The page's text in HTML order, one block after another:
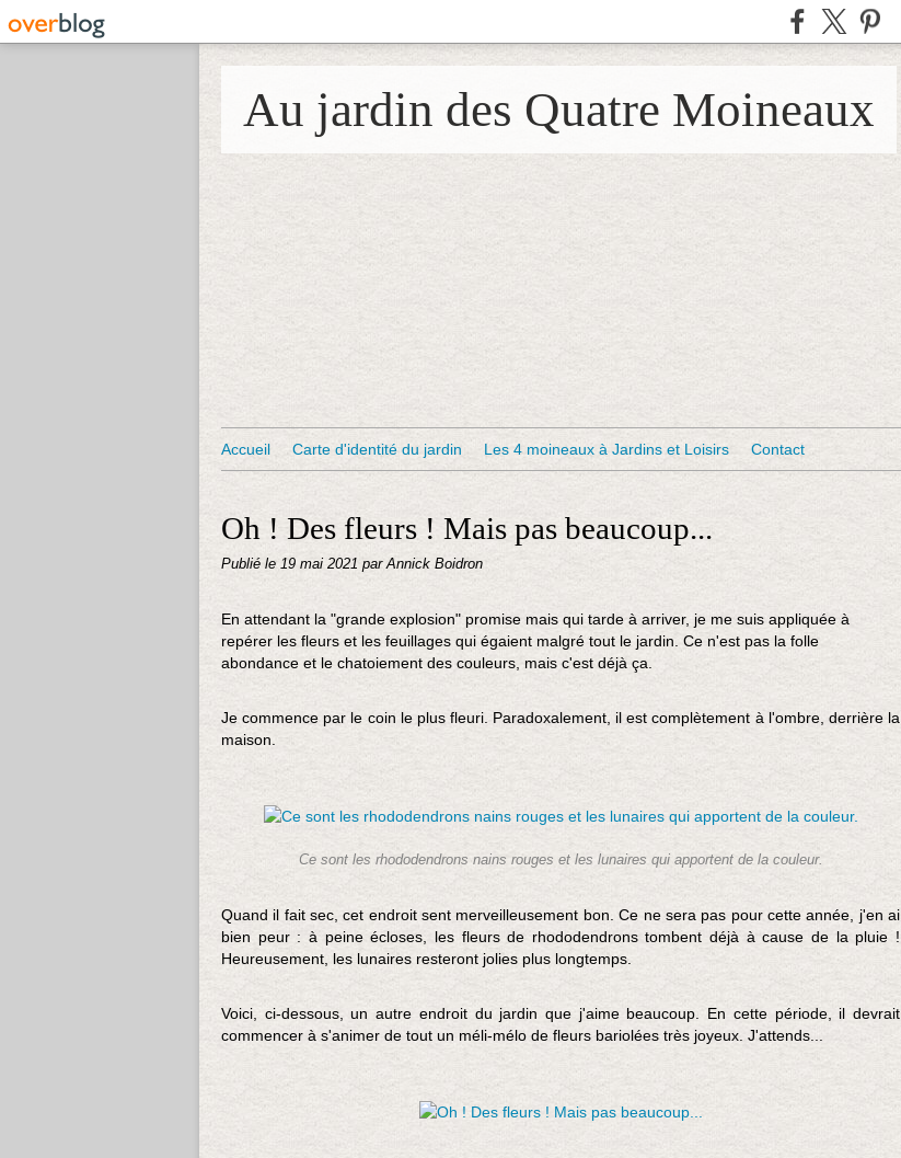
Au jardin des Quatre Moineaux
Accueil Carte d'identité du jardin Les 4 moineaux à Jardins et Loisirs Contact
Oh ! Des fleurs ! Mais pas beaucoup...
Publié le 19 mai 2021 par Annick Boidron
En attendant la "grande explosion" promise mais qui tarde à arriver, je me suis appliquée à
repérer les fleurs et les feuillages qui égaient malgré tout le jardin. Ce n'est pas la folle
abondance et le chatoiement des couleurs, mais c'est déjà ça.
Je commence par le coin le plus fleuri. Paradoxalement, il est complètement à l'ombre, derrière la
maison.
Ce sont les rhododendrons nains rouges et les lunaires qui apportent de la couleur.
Quand il fait sec, cet endroit sent merveilleusement bon. Ce ne sera pas pour cette année, j'en ai
bien peur : à peine écloses, les fleurs de rhododendrons tombent déjà à cause de la pluie !
Heureusement, les lunaires resteront jolies plus longtemps.
Voici, ci-dessous, un autre endroit du jardin que j'aime beaucoup. En cette période, il devrait
commencer à s'animer de tout un méli-mélo de fleurs bariolées très joyeux. J'attends...